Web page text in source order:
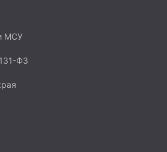
площадка,
требованиям,
дети и их родители смогут
Срок эксплуатации
МСУ
ФЗ